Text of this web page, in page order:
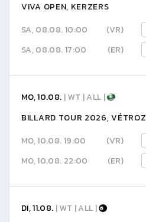
VIVA OPEN, KERZERS
SA, 08.08. 10:00
(VR)
SA, 08.08. 17:00
(ER)
MO, 10.08. | WT | ALL |
BILLARD TOUR 2026, VÉTROZ
MO, 10.08. 19:00
(VR)
MO, 10.08. 22:00
(ER)
DI, 11.08. | WT | ALL |